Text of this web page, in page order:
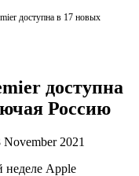
доступна в 17 новых
доступна
Россию
November 2021
неделе Apple